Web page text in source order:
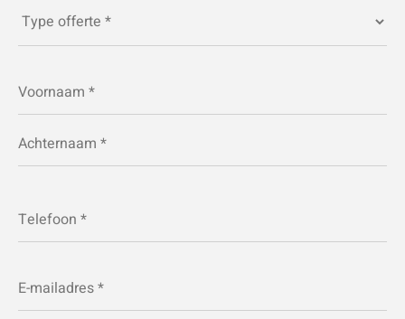
Type
offerte
Naam
Telefoon
E-